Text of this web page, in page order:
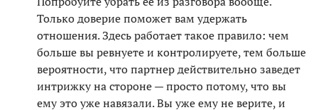
Только доверие поможет вам удержать
отношения. Здесь работает такое правило: чем
больше вы ревнуете и контролируете, тем больше
вероятности, что партнер действительно заведет
интрижку на стороне — просто потому, что вы
ему это уже навязали. Вы уже ему не верите, и